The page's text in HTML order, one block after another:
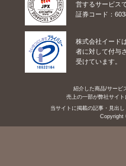
営するサービスで
証券コード：
株式会社イード
者に対して付与
受けています。
紹介した商品/サービ
売上の一部が弊社サイト
当サイトに掲載の記事・見出
Copyright